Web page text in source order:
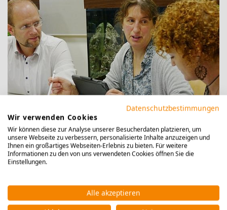
PÄDAGOGISCHE LEITERIN/AUFGABENFELD I
Silke Brixtel-Fenner (Bildmitte)
Datenschutzbestimmungen
Wir verwenden Cookies
Wir können diese zur Analyse unserer Besucherdaten platzieren, um
unsere Webseite zu verbessern, personalisierte Inhalte anzuzeigen und
Ihnen ein großartiges Webseiten-Erlebnis zu bieten. Für weitere
Informationen zu den von uns verwendeten Cookies öffnen Sie die
Einstellungen.
Alle akzeptieren